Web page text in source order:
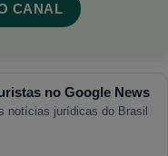
CANAL
no Google News
notícias jurídicas do Brasil